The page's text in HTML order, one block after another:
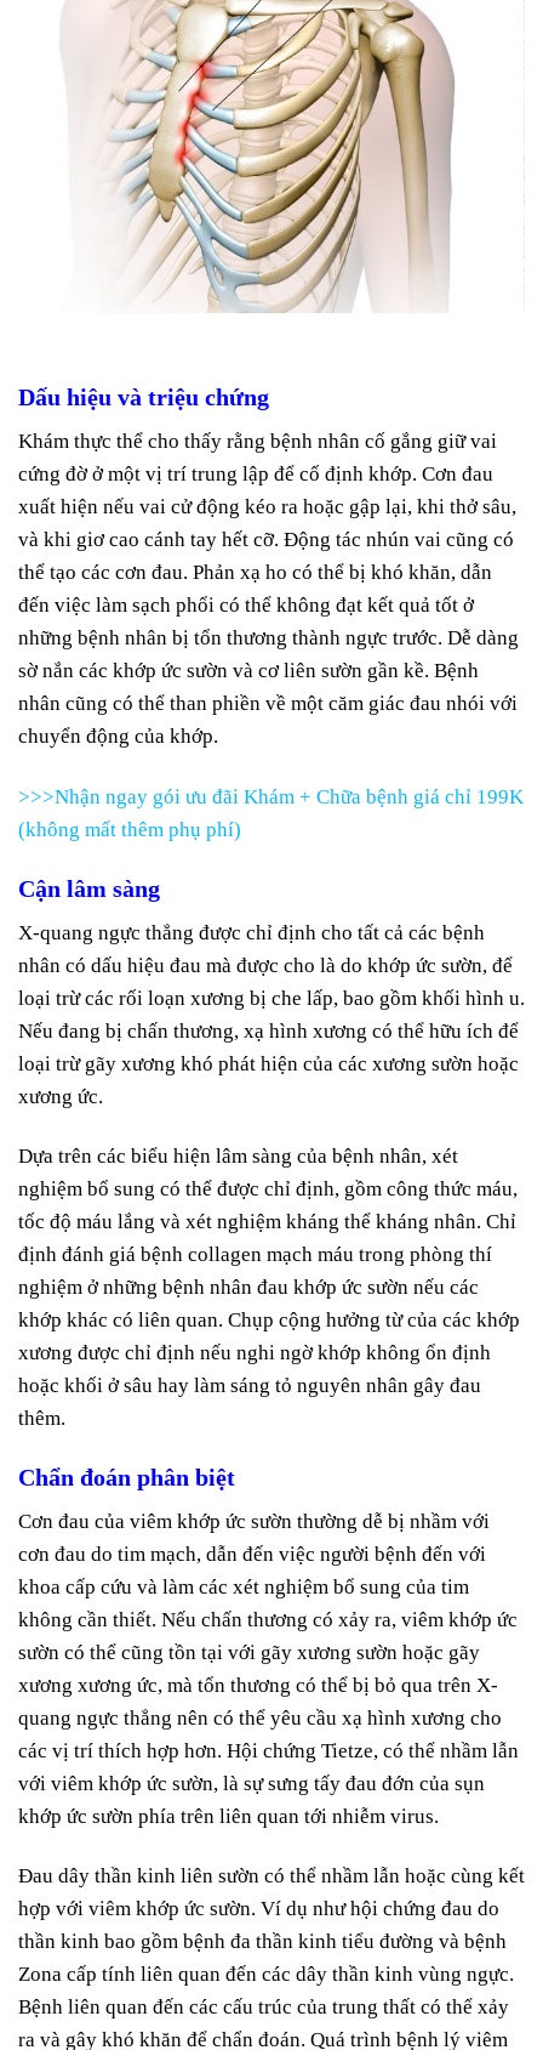
Dấu hiệu và triệu chứng
Khám thực thể cho thấy rằng bệnh nhân cố gắng giữ vai
cứng đờ ở một vị trí trung lập để cố định khớp. Cơn đau
xuất hiện nếu vai cử động kéo ra hoặc gập lại, khi thở sâu,
và khi giơ cao cánh tay hết cỡ. Động tác nhún vai cũng có
thể tạo các cơn đau. Phản xạ ho có thể bị khó khăn, dẫn
đến việc làm sạch phổi có thể không đạt kết quả tốt ở
những bệnh nhân bị tổn thương thành ngực trước. Dễ dàng
sờ nắn các khớp ức sườn và cơ liên sườn gần kề. Bệnh
nhân cũng có thể than phiền về một căm giác đau nhói với
chuyển động của khớp.
>>>Nhận ngay gói ưu đãi Khám + Chữa bệnh giá chỉ 199K
(không mất thêm phụ phí)
Cận lâm sàng
X-quang ngực thẳng được chỉ định cho tất cả các bệnh
nhân có dấu hiệu đau mà được cho là do khớp ức sườn, để
loại trừ các rối loạn xương bị che lấp, bao gồm khối hình u.
Nếu đang bị chấn thương, xạ hình xương có thể hữu ích để
loại trừ gãy xương khó phát hiện của các xương sườn hoặc
xương ức.
Dựa trên các biểu hiện lâm sàng của bệnh nhân, xét
nghiệm bổ sung có thể được chỉ định, gồm công thức máu,
tốc độ máu lắng và xét nghiệm kháng thể kháng nhân. Chỉ
định đánh giá bệnh collagen mạch máu trong phòng thí
nghiệm ở những bệnh nhân đau khớp ức sườn nếu các
khớp khác có liên quan. Chụp cộng hưởng từ của các khớp
xương được chỉ định nếu nghi ngờ khớp không ổn định
hoặc khối ở sâu hay làm sáng tỏ nguyên nhân gây đau
thêm.
Chẩn đoán phân biệt
Cơn đau của viêm khớp ức sườn thường dễ bị nhầm với
cơn đau do tim mạch, dẫn đến việc người bệnh đến với
khoa cấp cứu và làm các xét nghiệm bổ sung của tim
không cần thiết. Nếu chấn thương có xảy ra, viêm khớp ức
sườn có thể cũng tồn tại với gãy xương sườn hoặc gãy
xương xương ức, mà tổn thương có thể bị bỏ qua trên X-
quang ngực thẳng nên có thể yêu cầu xạ hình xương cho
các vị trí thích hợp hơn. Hội chứng Tietze, có thể nhầm lẫn
với viêm khớp ức sườn, là sự sưng tấy đau đớn của sụn
khớp ức sườn phía trên liên quan tới nhiễm virus.
Đau dây thần kinh liên sườn có thể nhầm lẫn hoặc cùng kết
hợp với viêm khớp ức sườn. Ví dụ như hội chứng đau do
thần kinh bao gồm bệnh đa thần kinh tiểu đường và bệnh
Zona cấp tính liên quan đến các dây thần kinh vùng ngực.
Bệnh liên quan đến các cấu trúc của trung thất có thể xảy
ra và gây khó khăn để chẩn đoán. Quá trình bệnh lý viêm